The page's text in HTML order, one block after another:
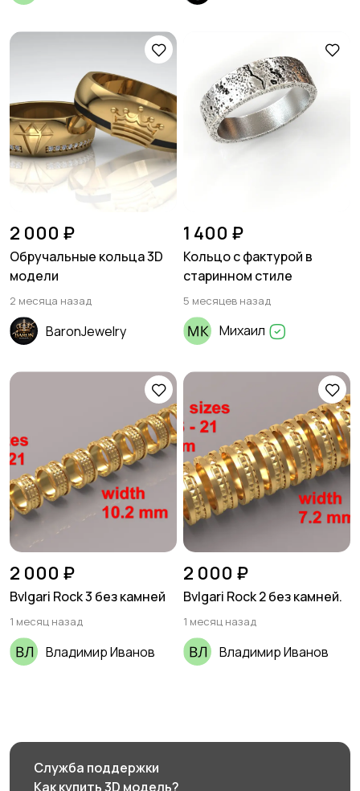
2 000 ₽
Обручальные кольца 3D
модели
2 месяца назад
BaronJewelry
1 400 ₽
Кольцо с фактурой в
старинном стиле
5 месяцев назад
Михаил
2 000 ₽
Bvlgari Rock 3 без камней
1 месяц назад
Владимир Иванов
2 000 ₽
Bvlgari Rock 2 без камней.
1 месяц назад
Владимир Иванов
Служба поддержки
Как купить 3D модель?